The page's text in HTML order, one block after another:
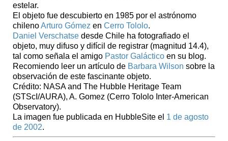
estelar.
El objeto fue descubierto en 1985 por el astrónomo
chilenoArturo Gómez en Cerro Tololo.
Daniel Verschatse desde Chile ha fotografiado el
objeto, muy difuso y difícil de registrar (magnitud 14.4),
tal como señala el amigo Pastor Galáctico en su blog.
Recomiendo leer un artículo de Barbara Wilson sobre la
observación de este fascinante objeto.
Crédito: NASA and The Hubble Heritage Team
(STScI/AURA), A. Gomez (Cerro Tololo Inter-American
Observatory).
La imagen fue publicada en HubbleSite el 1 de agosto
de 2002.